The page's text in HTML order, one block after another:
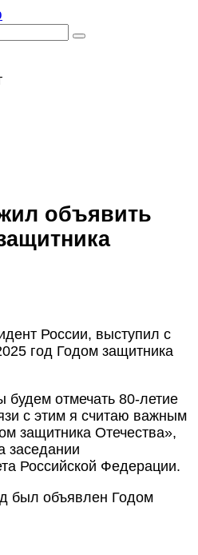
объявить
России, выступил с
год Годом защитника
отмечать 80-летие
с этим я считаю важным
защитника Отечества»,
заседании
Российской Федерации.
был объявлен Годом